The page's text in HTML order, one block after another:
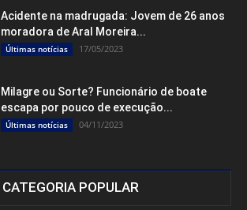
Acidente na madrugada: Jovem de 26 anos
moradora de Aral Moreira...
Últimas notícias 17/05/2023
Milagre ou Sorte? Funcionário de boate
escapa por pouco de execução...
Últimas notícias 04/11/2023
CATEGORIA POPULAR